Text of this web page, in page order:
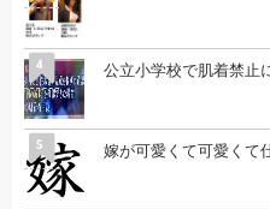
4 公立小学校で肌着禁止
5 嫁が可愛くて可愛くて